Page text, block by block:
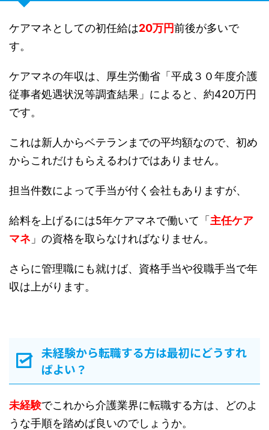
ケアマネとしての初任給は20万円前後が多いで
す。
ケアマネの年収は、厚生労働省「平成３０年度介護
従事者処遇状況等調査結果」によると、約420万円
です。
これは新人からベテランまでの平均額なので、初め
からこれだけもらえるわけではありません。
担当件数によって手当が付く会社もありますが、
給料を上げるには5年ケアマネで働いて「 主任ケア
マネ 」の資格を取らなければなりません。
さらに管理職にも就けば、資格手当や役職手当で年
収は上がります。
未経験から転職する方は最初にどうすれ
ばよい？
未経験でこれから介護業界に転職する方は、どのよ
うな手順を踏めば良いのでしょうか。